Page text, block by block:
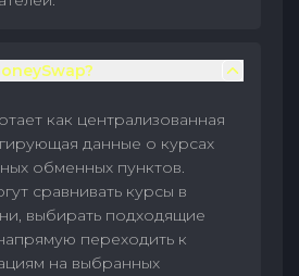
как централизованная
данные о курсах
обменных пунктов.
сравнивать курсы в
выбирать подходящие
переходить к
на выбранных